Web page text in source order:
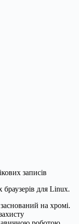
записів
для Linux.
на хромі.